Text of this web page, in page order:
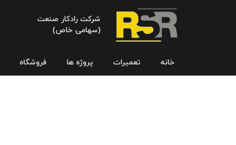
شرکت رادکار صنعت
(سهامی خاص)
خانه تعمیرات پروژه ها فروشگاه